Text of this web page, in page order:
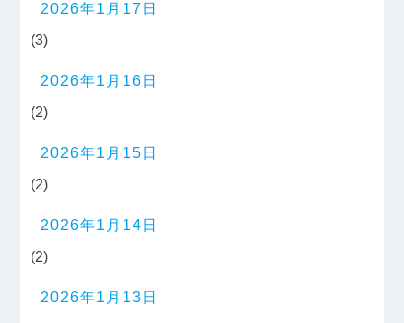
2026年1月17日
(3)
2026年1月16日
(2)
2026年1月15日
(2)
2026年1月14日
(2)
2026年1月13日